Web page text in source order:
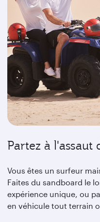
Partez à l'assaut
Vous êtes un surfeur
Faites du sandboard le
expérience unique, ou
en véhicule tout terrain